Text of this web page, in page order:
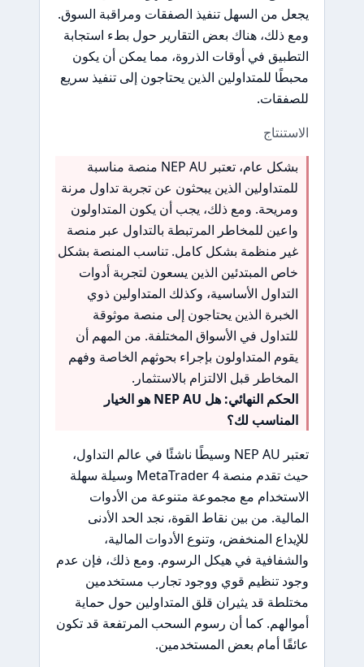
يجعل من السهل تنفيذ الصفقات ومراقبة السوق.
ومع ذلك، هناك بعض التقارير حول بطء استجابة
التطبيق في أوقات الذروة، مما يمكن أن يكون
محبطًا للمتداولين الذين يحتاجون إلى تنفيذ سريع
للصفقات.
الاستنتاج
بشكل عام، تعتبر NEP AU منصة مناسبة
للمتداولين الذين يبحثون عن تجربة تداول مرنة
ومريحة. ومع ذلك، يجب أن يكون المتداولون
واعين للمخاطر المرتبطة بالتداول عبر منصة
غير منظمة بشكل كامل. تناسب المنصة بشكل
خاص المبتدئين الذين يسعون لتجربة أدوات
التداول الأساسية، وكذلك المتداولين ذوي
الخبرة الذين يحتاجون إلى منصة موثوقة
للتداول في الأسواق المختلفة. من المهم أن
يقوم المتداولون بإجراء بحوثهم الخاصة وفهم
المخاطر قبل الالتزام بالاستثمار.
الحكم النهائي: هل NEP AU هو الخيار
المناسب لك؟
تعتبر NEP AU وسيطًا ناشئًا في عالم التداول،
حيث تقدم منصة MetaTrader 4 وسيلة سهلة
الاستخدام مع مجموعة متنوعة من الأدوات
المالية. من بين نقاط القوة، نجد الحد الأدنى
للإيداع المنخفض، وتنوع الأدوات المالية،
والشفافية في هيكل الرسوم. ومع ذلك، فإن عدم
وجود تنظيم قوي ووجود تجارب مستخدمين
مختلطة قد يثيران قلق المتداولين حول حماية
أموالهم. كما أن رسوم السحب المرتفعة قد تكون
عائقًا أمام بعض المستخدمين.